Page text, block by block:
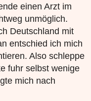
einen Arzt im
unmöglich.
Deutschland mit
entschied ich mich
Also schleppe
fuhr selbst wenige
mich nach